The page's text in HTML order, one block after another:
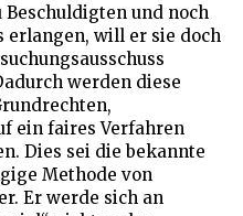
Beschuldigten und noch
erlangen, will er sie doch
werden diese
ein faires Verfahren
Dies sei die bekannte
Methode von
Er werde sich an